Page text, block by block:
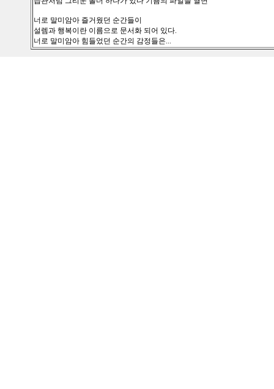
너로 말미암아 즐거웠던 순간들이
설렘과 행복이란 이름으로 문서화 되어 있다.
너로 말미암아 힘들었던 순간의 감정들은...